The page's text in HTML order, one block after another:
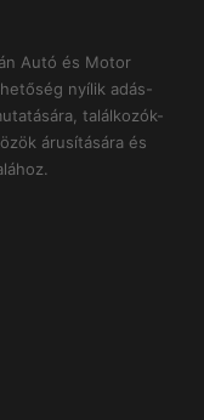
Autó és Motor
nyílik adás-
találkozók-
árusítására és